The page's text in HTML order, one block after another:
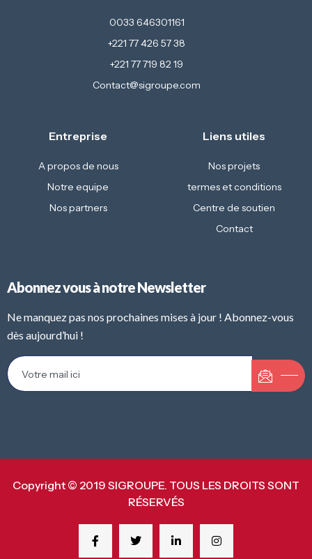
0033 646301161
+221 77 426 57 38
+221 77 719 82 19
Contact@sigroupe.com
Entreprise
A propos de nous
Notre equipe
Nos partners
Liens utiles
Nos projets
termes et conditions
Centre de soutien
Contact
Abonnez vous à notre Newsletter
Ne manquez pas nos prochaines mises à jour ! Abonnez-vous
dès aujourd’hui !
Copyright © 2019 SIGROUPE. TOUS LES DROITS SONT
RÉSERVÉS